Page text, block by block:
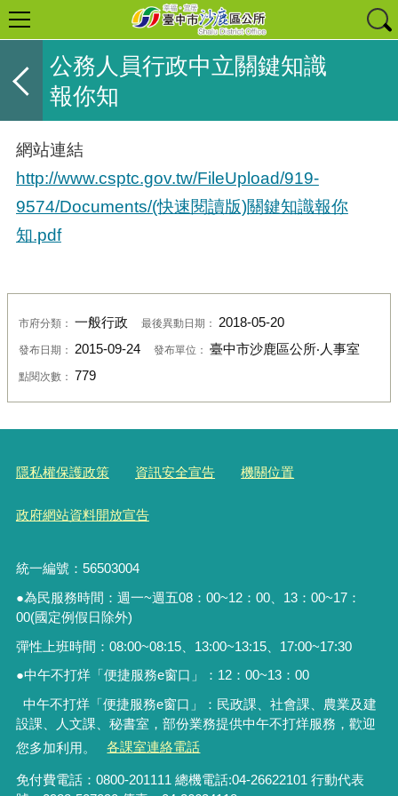
公務人員行政中立關鍵知識
報你知
網站連結
http://www.csptc.gov.tw/FileUpload/919-
9574/Documents/(快速閱讀版)關鍵知識報你
知.pdf
市府分類： 一般行政 最後異動日期： 2018-05-20
發布日期： 2015-09-24 發布單位： 臺中市沙鹿區公所‧人事室
點閱次數： 779
隱私權保護政策 資訊安全宣告 機關位置
政府網站資料開放宣告
統一編號：56503004
●為民服務時間：週一~週五08：00~12：00、13：00~17：
00(國定例假日除外)
彈性上班時間：08:00~08:15、13:00~13:15、17:00~17:30
●中午不打烊「便捷服務e窗口」： 12： 00~13： 00
中午不打烊「便捷服務e窗口」：民政課、社會課、農業及建
設課、人文課、秘書室， 部份業務提供中午不打烊服務 ，歡迎
您多加利用。
各課室連絡電話
免付費電話：0800-201111 總機電話:04-26622101 行動代表